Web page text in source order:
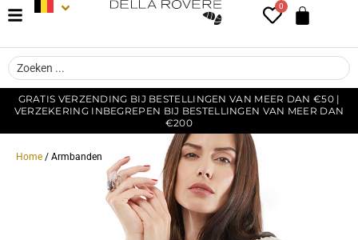
0
GRATIS VERZENDING BIJ BESTELLINGEN VAN MEER DAN €50 |
VERZEKERING INBEGREPEN BIJ BESTELLINGEN VAN MEER DAN
€200
Home / Armbanden